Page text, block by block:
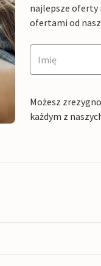
najlepsze oferty
ofertami od
Możesz
każdym z